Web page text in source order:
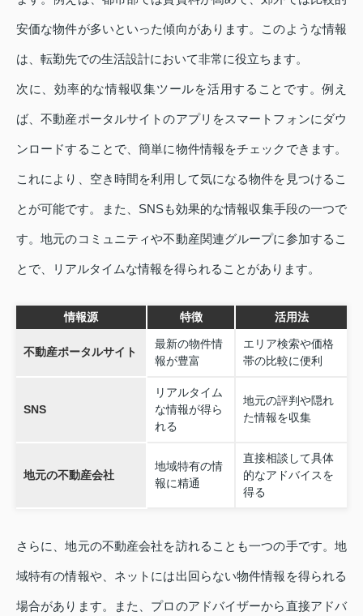
安価な物件が多いといった傾向があります。このような情報
は、転勤先での生活設計において非常に役立ちます。
次に、効率的な情報収集ツールを活用することです。例え
ば、不動産ポータルサイトのアプリをスマートフォンにダウ
ンロードすることで、簡単に物件情報をチェックできます。
これにより、空き時間を利用して気になる物件を見つけるこ
とが可能です。また、SNSも効果的な情報収集手段の一つで
す。地元のコミュニティや不動産関連グループに参加するこ
とで、リアルタイムな情報を得られることがあります。
情報源 特徴 活用法
不動産ポータルサイト
最新の物件情
報が豊富
エリア検索や価格
帯の比較に便利
SNS
リアルタイム
な情報が得ら
れる
地元の評判や隠れ
た情報を収集
地元の不動産会社
地域特有の情
報に精通
直接相談して具体
的なアドバイスを
得る
さらに、地元の不動産会社を訪れることも一つの手です。地
域特有の情報や、ネットには出回らない物件情報を得られる
場合があります。また、プロのアドバイザーから直接アドバ